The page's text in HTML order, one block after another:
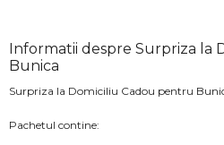
Informatii despre Surpriza la
Bunica
Surpriza la Domiciliu Cadou pentru
Pachetul contine: